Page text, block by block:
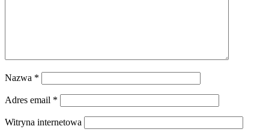
Nazwa *
Adres email *
Witryna internetowa